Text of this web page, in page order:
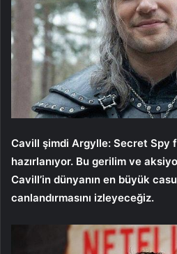
Cavill şimdi Argylle: Secret Spy
hazırlanıyor. Bu gerilim ve
Cavill’in dünyanın en büyük
canlandırmasını izleyeceğiz.